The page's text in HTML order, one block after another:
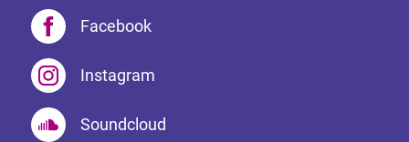
Facebook
Instagram
Soundcloud